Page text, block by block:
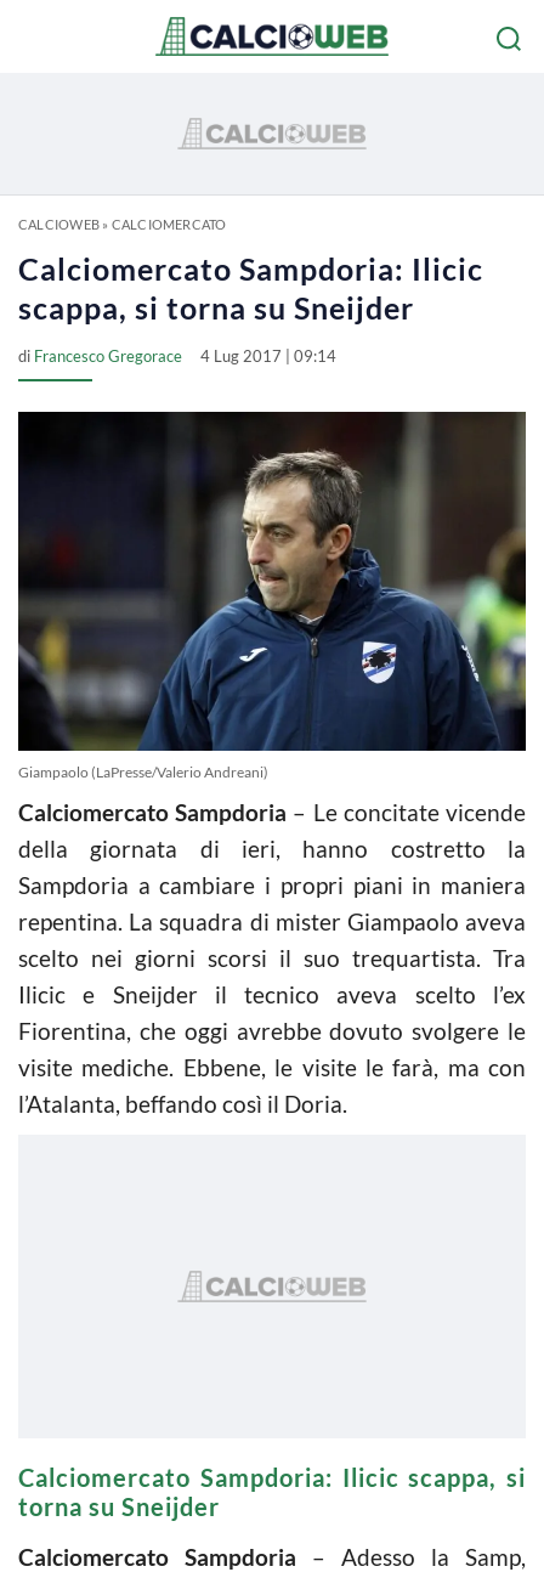
CALCIOWEB» CALCIOMERCATO
Calciomercato Sampdoria: Ilicic
scappa, si torna su Sneijder
di Francesco Gregorace 4 Lug 2017 | 09:14
Giampaolo (LaPresse/Valerio Andreani)
Calciomercato Sampdoria – Le concitate vicende
della giornata di ieri, hanno costretto la
Sampdoria a cambiare i propri piani in maniera
repentina. La squadra di mister Giampaolo aveva
scelto nei giorni scorsi il suo trequartista. Tra
Ilicic e Sneijder il tecnico aveva scelto l’ex
Fiorentina, che oggi avrebbe dovuto svolgere le
visite mediche. Ebbene, le visite le farà, ma con
l’Atalanta, beffando così il Doria.
Calciomercato Sampdoria: Ilicic scappa, si
torna su Sneijder
Calciomercato Sampdoria – Adesso la Samp,